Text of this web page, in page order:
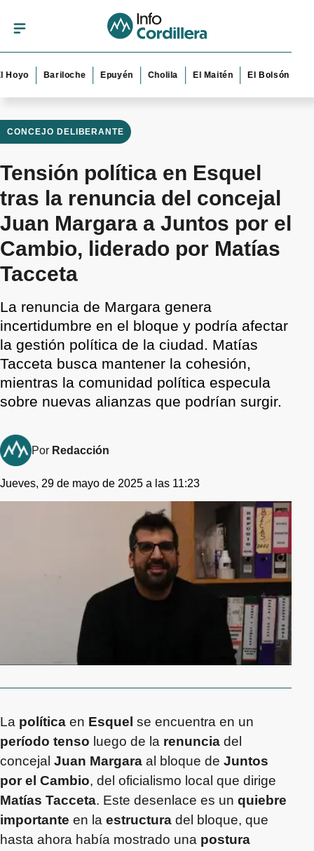
Bariloche Epuyén Cholila El Maitén El Bolsón Esquel
CONCEJO DELIBERANTE
Tensión política en Esquel
tras la renuncia del concejal
Juan Margara a Juntos por el
Cambio, liderado por Matías
Tacceta
La renuncia de Margara genera
incertidumbre en el bloque y podría afectar
la gestión política de la ciudad. Matías
Tacceta busca mantener la cohesión,
mientras la comunidad política especula
sobre nuevas alianzas que podrían surgir.
Por Redacción
Jueves, 29 de mayo de 2025 a las 11:23
La política en Esquel se encuentra en un
período tenso luego de la renuncia del
concejal Juan Margara al bloque de Juntos
por el Cambio, del oficialismo local que dirige
Matías Tacceta. Este desenlace es un quiebre
importante en la estructura del bloque, que
hasta ahora había mostrado una postura